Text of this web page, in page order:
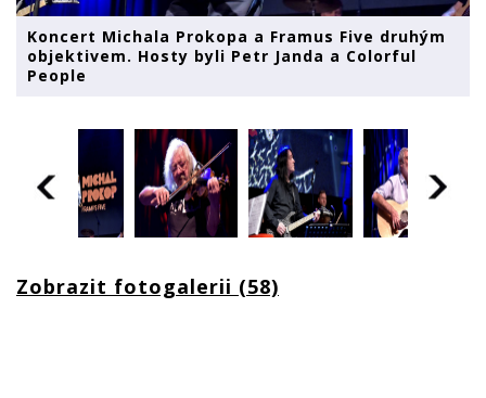
Koncert Michala Prokopa a Framus Five druhým
objektivem. Hosty byli Petr Janda a Colorful
People
Zobrazit fotogalerii (58)